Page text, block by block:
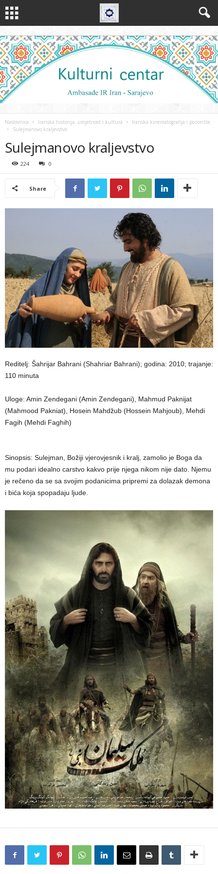
Naslovnica Iranska historija, umjetnost i kultura
Iranska kinematografija i pozorište
Sulejmanovo kraljevstvo
Sulejmanovo kraljevstvo
224 0
Share
Reditelj: Šahrijar Bahrani (Shahriar Bahrani); godina: 2010; trajanje:
110 minuta
Uloge: Amin Zendegani (Amin Zendegani), Mahmud Paknijat
(Mahmood Pakniat), Hosein Mahdžub (Hossein Mahjoub), Mehdi
Fagih (Mehdi Faghih)
Sinopsis: Sulejman, Božiji vjerovjesnik i kralj, zamolio je Boga da
mu podari idealno carstvo kakvo prije ‎njega nikom nije dato. Njemu
je rečeno da se sa svojim podanicima pripremi za dolazak ‎demona
i bića koja spopadaju ljude.‎